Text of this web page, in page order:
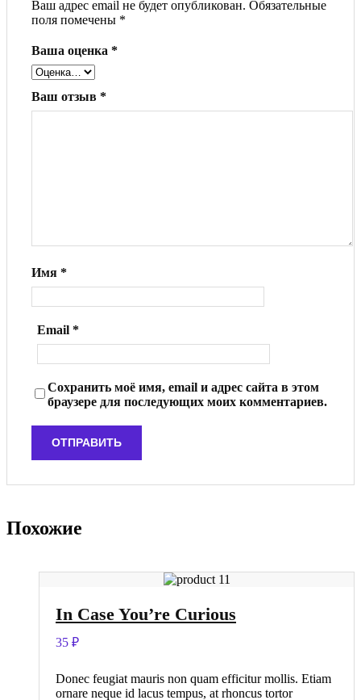
Ваш адрес email не будет опубликован. Обязательные
поля помечены *
Ваша оценка *
Ваш отзыв *
Имя *
Email *
Сохранить моё имя, email и адрес сайта в этом
браузере для последующих моих комментариев.
Похожие
In Case You’re Curious
35 ₽
Donec feugiat mauris non quam efficitur mollis. Etiam
ornare neque id lacus tempus, at rhoncus tortor